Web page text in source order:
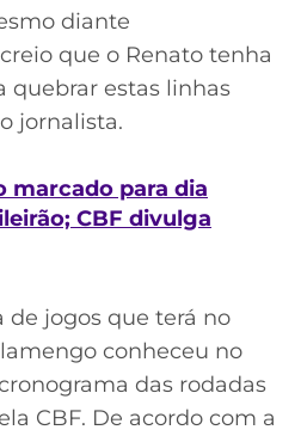
diante
que o Renato tenha
quebrar estas linhas
jornalista.
marcado para dia
CBF divulga
de jogos que terá no
conheceu no
das rodadas
CBF. De acordo com a